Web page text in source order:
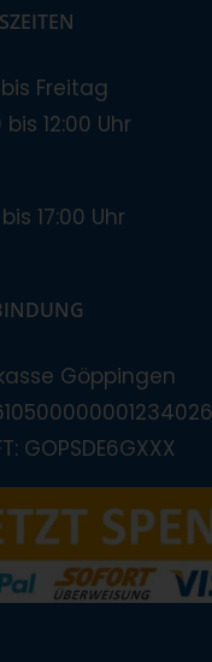
Freitag
12:00 Uhr
17:00 Uhr
Göppingen
GOPSDE6GXXX